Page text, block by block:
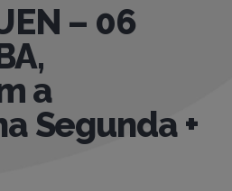
– 06
a
Segunda +